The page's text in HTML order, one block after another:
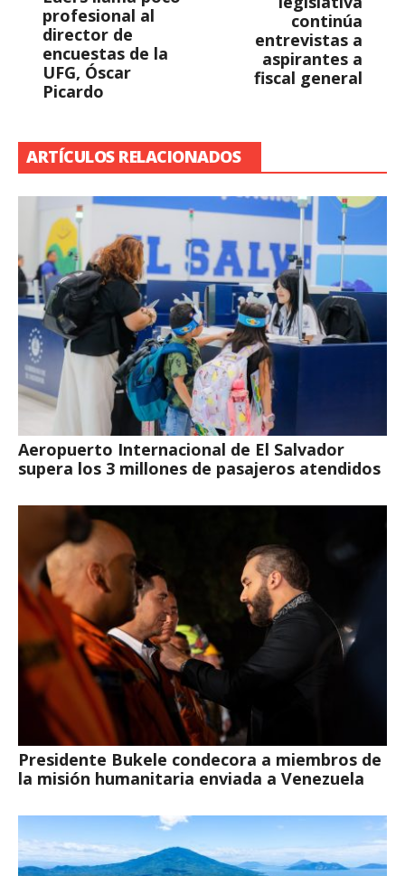
profesional al
director de
encuestas de la
UFG, Óscar
Picardo
continúa
entrevistas a
aspirantes a
fiscal general
ARTÍCULOS RELACIONADOS
Aeropuerto Internacional de El Salvador
supera los 3 millones de pasajeros atendidos
Presidente Bukele condecora a miembros de
la misión humanitaria enviada a Venezuela